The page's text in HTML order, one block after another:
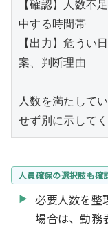
【確認】人数不
中する時間帯
【出力】危うい
案、判断理由
人数を満たして
せず別に示してく
人員確保の選択肢も確
必要人数を整
場合は、勤務